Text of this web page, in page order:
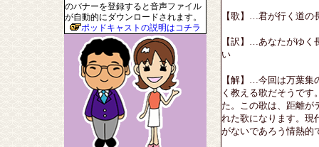
のバナーを登録すると音声ファイル
が自動的にダウンロードされます。
ポッドキャストの説明はコチラ
【歌】…君が行く道の
【訳】…あなたがゆく
い
【解】…今回は万葉集
く教える歌だそうで
た。この歌は、距離が
れた歌になります。現
がないであろう情熱的